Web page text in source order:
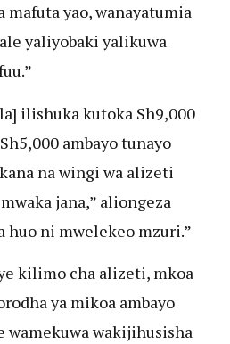
mafuta yao, wanayatumia
yaliyobaki yalikuwa
ilishuka kutoka Sh9,000
ambayo tunayo
na wingi wa alizeti
jana,” aliongeza
huo ni mwelekeo mzuri.”
kilimo cha alizeti, mkoa
ya mikoa ambayo
wamekuwa wakijihusisha